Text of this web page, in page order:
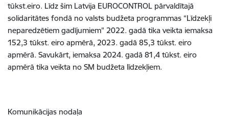
tūkst.eiro. Līdz šim Latvija EUROCONTROL pārvaldītajā
solidaritātes fondā no valsts budžeta programmas “Līdzekļi
neparedzētiem gadījumiem” 2022. gadā tika veikta iemaksa
152,3 tūkst. eiro apmērā, 2023. gadā 85,3 tūkst. eiro
apmērā. Savukārt, iemaksa 2024. gadā 81,4 tūkst. eiro
apmērā tika veikta no SM budžeta līdzekļiem.
Komunikācijas nodaļa